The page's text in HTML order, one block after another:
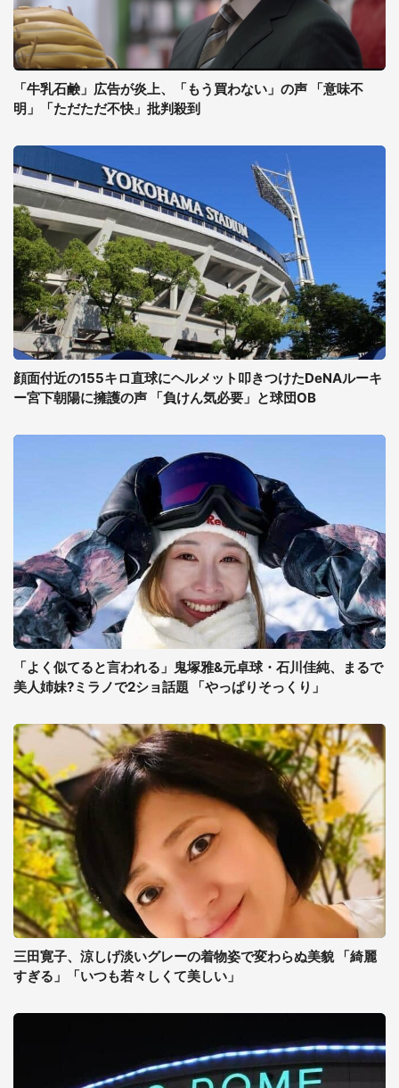
「牛乳石鹸」広告が炎上、「もう買わない」の声 「意味不
明」「ただただ不快」批判殺到
顔面付近の155キロ直球にヘルメット叩きつけたDeNAルーキ
ー宮下朝陽に擁護の声 「負けん気必要」と球団OB
「よく似てると言われる」鬼塚雅&元卓球・石川佳純、まるで
美人姉妹?ミラノで2ショ話題 「やっぱりそっくり」
三田寛子、涼しげ淡いグレーの着物姿で変わらぬ美貌 「綺麗
すぎる」「いつも若々しくて美しい」